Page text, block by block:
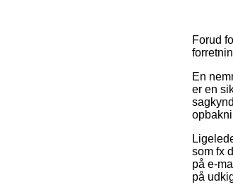
Forud
En
er en
som fx
på e-
på